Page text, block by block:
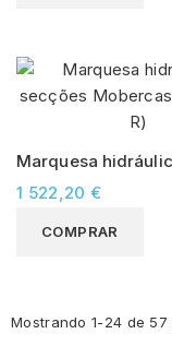
Marquesa
secções Mobercas
2120-R)
1 522,20 €
COMPRAR
Mostrando 1-24 de 57